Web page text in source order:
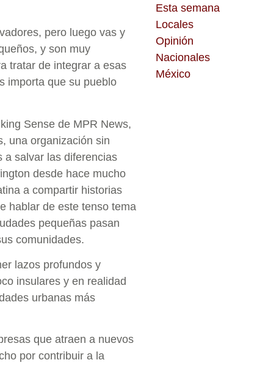
pero luego vas y
y son muy
tratar de integrar a esas
importa que su pueblo
Sense de MPR News,
una organización sin
a salvar las diferencias
desde hace mucho
a compartir historias
hablar de este tenso tema
pequeñas pasan
comunidades.
lazos profundos y
insulares y en realidad
urbanas más
que atraen a nuevos
por contribuir a la
Esta semana
Locales
Opinión
Nacionales
México